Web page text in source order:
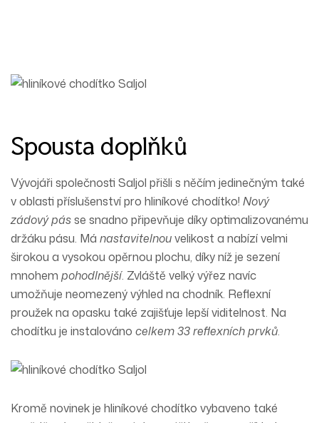
Spousta doplňků
Vývojáři společnosti Saljol přišli s něčím jedinečným také
v oblasti příslušenství pro hliníkové chodítko! Nový
zádový pásse snadno připevňuje díkyoptimalizovanému
držáku pásu. Má nastavitelnouvelikost a nabízí velmi
širokou a vysokou opěrnou plochu, díky níž je sezení
mnohem pohodlnější. Zvláště velký výřez navíc
umožňuje neomezený výhled na chodník. Reflexní
proužek na opasku také zajišťuje lepší viditelnost. Na
chodítku je instalováno celkem 33 reflexních prvků.
Kromě novinek je hliníkové chodítko vybaveno také